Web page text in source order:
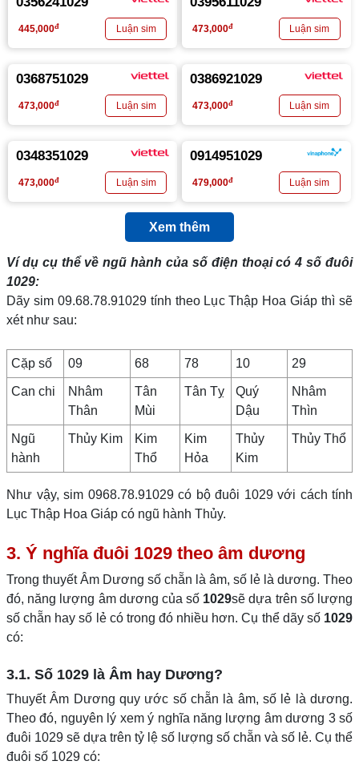
445,000đ 473,000đ
0368751029
473,000đ
0386921029
473,000đ
0348351029
473,000đ
0914951029
479,000đ
Xem thêm
Ví dụ cụ thể về ngũ hành của số điện thoại có 4 số đuôi
1029:
Dãy sim 09.68.78.91029 tính theo Lục Thập Hoa Giáp thì sẽ
xét như sau:
Cặp số 09 68 78 10 29
Can chi
Nhâm
Thân
Tân
Mùi
Tân Tỵ
Quý
Dậu
Nhâm
Thìn
Ngũ
hành
Thủy Kim
Kim
Thổ
Kim
Hỏa
Thủy
Kim
Thủy Thổ
Như vậy, sim 0968.78.91029 có bộ đuôi 1029 với cách tính
Lục Thập Hoa Giáp có ngũ hành Thủy.
3. Ý nghĩa đuôi 1029 theo âm dương
Trong thuyết Âm Dương số chẵn là âm, số lẻ là dương. Theo
đó, năng lượng âm dương của số 1029sẽ dựa trên số lượng
số chẵn hay số lẻ có trong đó nhiều hơn. Cụ thể dãy số 1029
có:
3.1. Số 1029 là Âm hay Dương?
Thuyết Âm Dương quy ước số chẵn là âm, số lẻ là dương.
Theo đó, nguyên lý xem ý nghĩa năng lượng âm dương 3 số
đuôi 1029 sẽ dựa trên tỷ lệ số lượng số chẵn và số lẻ. Cụ thể
đuôi số 1029 có: